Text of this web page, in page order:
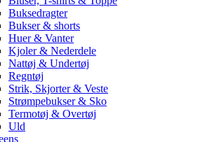
Buksedragter
Bukser & shorts
Huer & Vanter
Kjoler & Nederdele
Nattøj & Undertøj
Regntøj
Strik, Skjorter & Veste
Strømpebukser & Sko
Termotøj & Overtøj
Uld